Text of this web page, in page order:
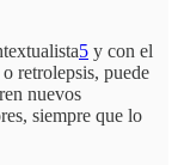
5 y con el
retrolepsis, puede
nuevos
siempre que lo